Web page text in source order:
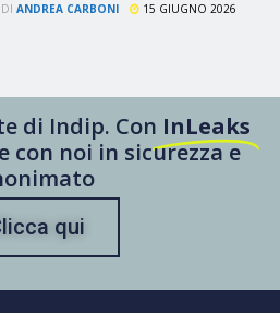
DI ANDREA CARBONI 15 GIUGNO 2026
di Indip. Con InLeaks
con noi in sicurezza e
qui